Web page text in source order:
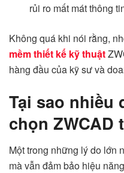
rủi ro mất mát thông
Không quá khi nói rằng,
mềm thiết kế kỹ thuật
hàng đầu của kỹ sư và
Tại sao nhiều
chọn ZWCAD
Một trong những lý do lớn
mà vẫn đảm bảo hiệu